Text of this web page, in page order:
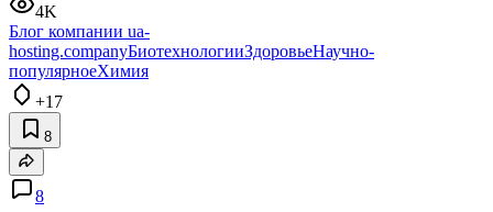
4K
Блог компании ua-
hosting.companyБиотехнологииЗдоровьеНаучно-
популярноеХимия
+17
8
8